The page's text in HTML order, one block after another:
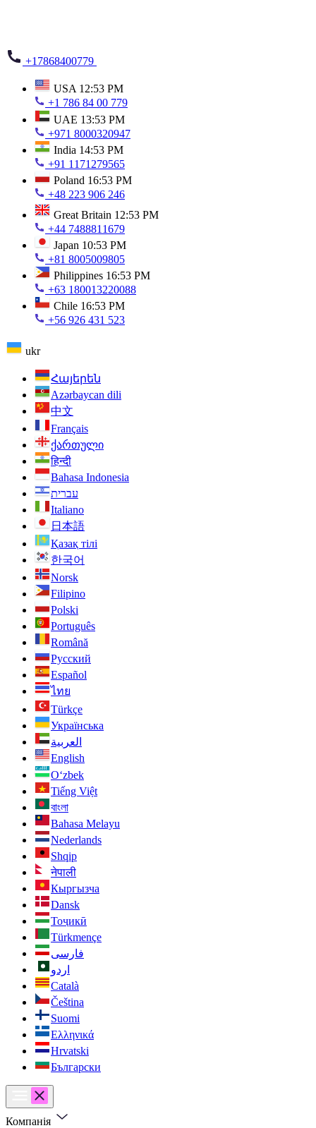
+17868400779
USA 12:53 PM
+1 786 84 00 779
UAE 13:53 PM
+971 8000320947
India 14:53 PM
+91 1171279565
Poland 16:53 PM
+48 223 906 246
Great Britain 12:53 PM
+44 7488811679
Japan 10:53 PM
+81 8005009805
Philippines 16:53 PM
+63 180013220088
Chile 16:53 PM
+56 926 431 523
ukr
Հայերեն
Azərbaycan dili
中文
Français
ქართული
हिन्दी
Bahasa Indonesia
עברית
Italiano
日本語
Қазақ тілі
한국어
Norsk
Filipino
Polski
Português
Română
Русский
Español
ไทย
Türkçe
Українська
العربية
English
O‘zbek
Tiếng Việt
বাংলা
Bahasa Melayu
Nederlands
Shqip
नेपाली
Кыргызча
Dansk
Тоҷикӣ
Türkmençe
فارسی
اردو
Català
Čeština
Suomi
Ελληνικά
Hrvatski
Български
Компанія